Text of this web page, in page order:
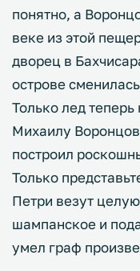
понятно, а
веке из этой
дворец в
острове
Только лед
Михаилу
построил
Только
Петри везут
шампанское и
умел граф